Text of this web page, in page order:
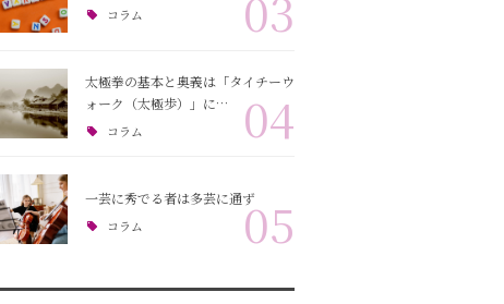
コラム
太極拳の基本と奥義は「タイチーウ
ォーク（太極歩）」に…
コラム 04
一芸に秀でる者は多芸に通ず
コラム 05